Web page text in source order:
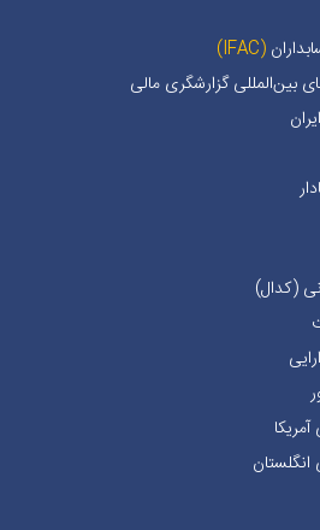
(IFAC)
بین‌المللی گزارشگری مالی
(کدال)